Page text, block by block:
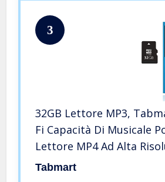
3
32GB Lettore MP3,
Fi Capacità Di Musicale
Lettore MP4 Ad Alta
1,8 Pollici Schermo MP3
Tabmart